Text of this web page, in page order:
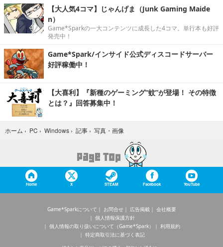
【大人気4コマ】じゃんげま（Junk Gaming Maide
n）
Game*Sparkの一大コンテンツに成長した4コマ。単行本も好評
発売中！
Game*Spark/インサイド公式ディスコードサーバー
好評稼働中！
【大喜利】『新種のゲーミング“蚊”が登場！ その特徴
とは？』回答募集中！
ホーム › PC › Windows › 記事 › 写真・画像
Home X STEAM Facebook YouTube
Game*Sparkについて お問合せ 広告掲載
会社概要
個人情報保護方針
個人情報の取り扱いについて（Game*Spark）
利用規約
特定商取引法に基づく表記